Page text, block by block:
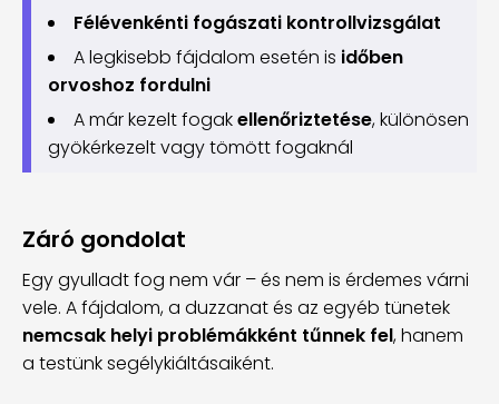
Félévenkénti fogászati kontrollvizsgálat
A legkisebb fájdalom esetén is időben
orvoshoz fordulni
A már kezelt fogakellenőriztetése, különösen
gyökérkezelt vagy tömött fogaknál
Záró gondolat
Egy gyulladt fog nem vár – és nem is érdemes várni
vele. A fájdalom, a duzzanat és az egyéb tünetek
nemcsak helyi problémákként tűnnek fel, hanem
a testünk segélykiáltásaiként.